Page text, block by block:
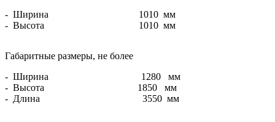
- Ширина
- Высота
1010 мм
1010 мм
Габаритные размеры, не более
- Ширина
- Высота
- Длина
1280 мм
1850 мм
3550 мм